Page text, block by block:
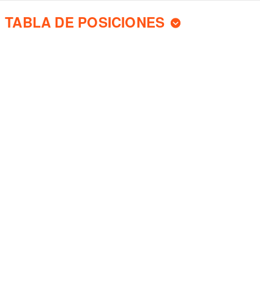
TABLA DE POSICIONES